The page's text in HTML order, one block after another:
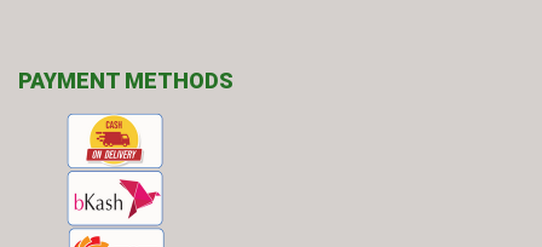
PAYMENT METHODS